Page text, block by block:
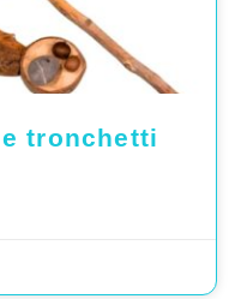
tronchetti